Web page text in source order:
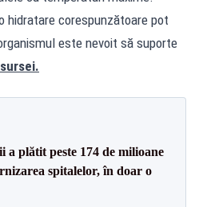
hidratare corespunzătoare pot
este nevoit să suporte
a plătit peste 174 de milioane
spitalelor, în doar o